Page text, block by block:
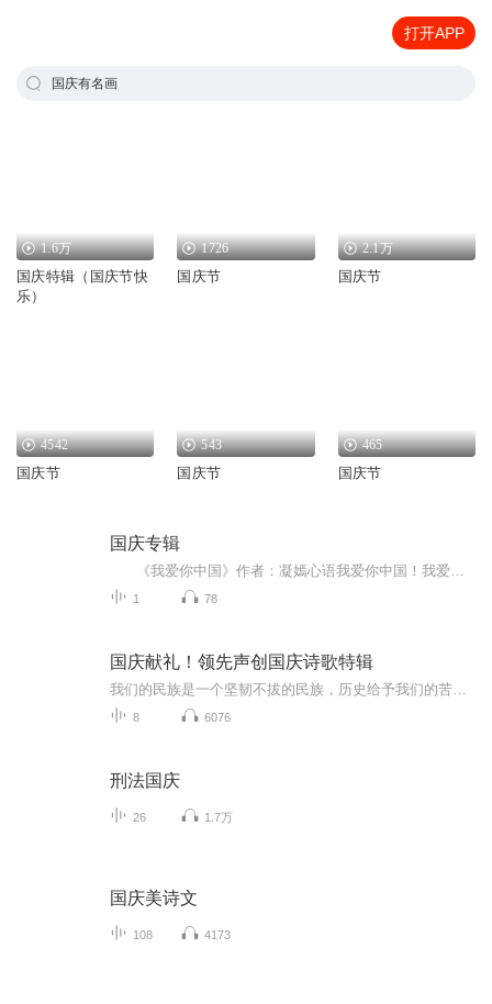
打开APP
国庆有名画
1.6万
国庆特辑（国庆节快
乐）
1726
国庆节
2.1万
国庆节
4542
国庆节
543
国庆节
465
国庆节
国庆专辑
1 78
国庆献礼！领先声创国庆诗歌特辑
8 6076
刑法国庆
26 1.7万
国庆美诗文
108 4173